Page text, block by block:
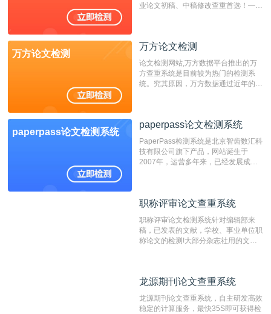
业论文初稿、中稿修改查重首选！——
万方论文检测
万方论文检测
论文检测网站,万方数据平台推出的万
方查重系统是目前较为热门的检测系
统。究其原因，万方数据通过近年的发
非。其次，相对于知网而言，万方检测
重的推荐系统。
paperpass论文检测系统
paperpass论文检测系统
PaperPass检测系统是北京智齿数汇科
技有限公司旗下产品，网站诞生于
2007年，运营多年来，已经发展成为
检测速度快、精度高，市场反映良好。
职称评审论文查重系统
职称评审论文检测系统针对编辑部来
稿，已发表的文献，学校、事业单位职
称论文的检测!大部分杂志社用的文献
编辑部检测来稿和已发表的文献,检测
测时注意填写第一作者,才能排除已发
龙源期刊论文查重系统
龙源期刊论文查重系统，自主研发高效
稳定的计算服务，最快35S即可获得检